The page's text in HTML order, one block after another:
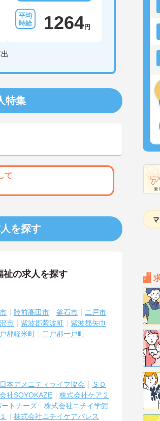
1264円
特集
て
を探す
祉の求人を探す
陸前高田市 釜石市
二戸市
市 紫波郡紫波町
紫波郡矢巾
郡軽米町 二戸郡一戸町
本アメニティライフ協会
ＳＯ
社SOYOKAZE
株式会社ケア２
トナーズ
株式会社ニチイ学館
株式会社ニチイケアパレス